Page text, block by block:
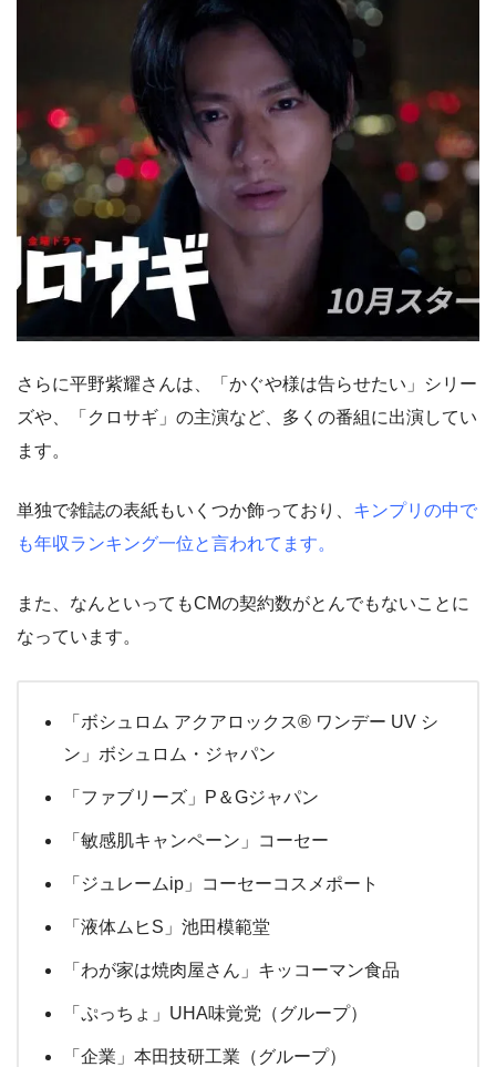
さらに平野紫耀さんは、「かぐや様は告らせたい」シリー
ズや、「クロサギ」の主演など、多くの番組に出演してい
ます。
単独で雑誌の表紙もいくつか飾っており、 キンプリの中で
も年収ランキング一位と言われてます。
また、なんといってもCMの契約数がとんでもないことに
なっています。
「ボシュロム アクアロックス® ワンデー UV シ
ン」ボシュロム・ジャパン
「ファブリーズ」P＆Gジャパン
「敏感肌キャンペーン」コーセー
「ジュレームip」コーセーコスメポート
「液体ムヒS」池田模範堂
「わが家は焼肉屋さん」キッコーマン食品
「ぷっちょ」UHA味覚党（グループ）
「企業」本田技研工業（グループ）